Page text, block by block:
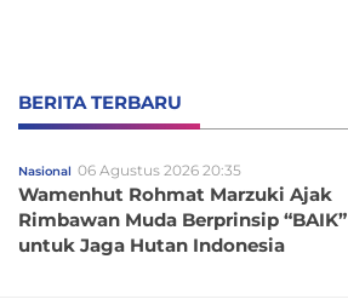
BERITA TERBARU
Nasional 06 Agustus 2026 20:35
Wamenhut Rohmat Marzuki Ajak
Rimbawan Muda Berprinsip “BAIK”
untuk Jaga Hutan Indonesia